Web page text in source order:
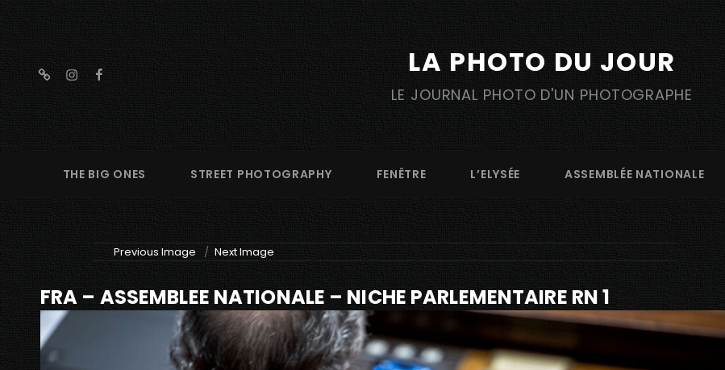
threadsinstagramfacebook LA PHOTO DU JOUR
LE JOURNAL PHOTO D'UN PHOTOGRAPHE
THE BIG ONES STREET PHOTOGRAPHY FENÊTRE L’ELYSÉE ASSEMBLÉE NATIONALE
Previous Image Next Image
FRA – ASSEMBLEE NATIONALE – NICHE PARLEMENTAIRE RN 1